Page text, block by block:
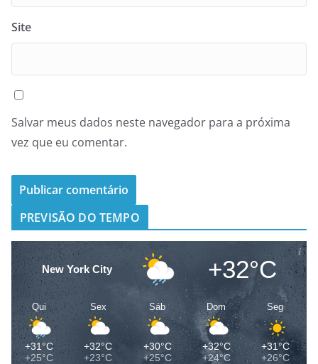
Site
Salvar meus dados neste navegador para a próxima
vez que eu comentar.
PREVISÃO DO TEMPO
New York City +32°C
Qui
+31°C
+25°C
Sex
+32°C
+23°C
Sáb
+30°C
+25°C
Dom
+32°C
+24°C
Seg
+31°C
+26°C